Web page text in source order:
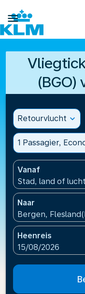

(BGO)
Retourvlucht expand_more
1 Passagier,
Vanaf
Stad, land of
Naar
Bergen,
Heenreis
fc-booking-
15/08/2026